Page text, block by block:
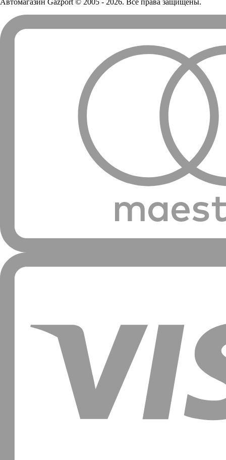
Автомагазин Gazport© 2005 - 2026. Все права защищены.